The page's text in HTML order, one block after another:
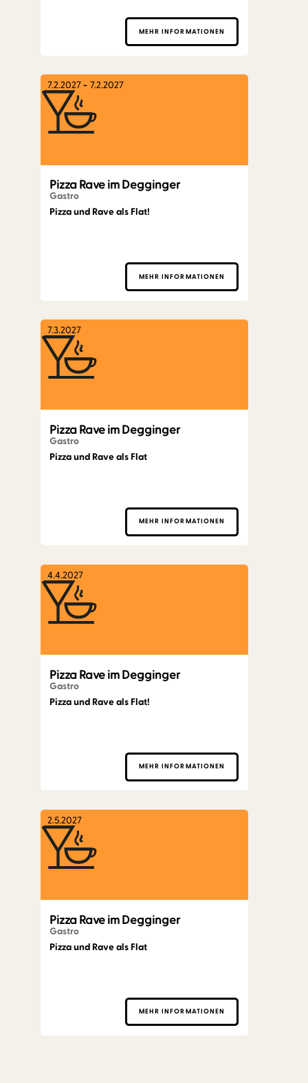
MEHR INFORMATIONEN
7.2.2027- 7.2.2027
Pizza Rave im Degginger
Gastro
Pizza und Rave als Flat!
MEHR INFORMATIONEN
7.3.2027
Pizza Rave im Degginger
Gastro
Pizza und Rave als Flat
MEHR INFORMATIONEN
4.4.2027
Pizza Rave im Degginger
Gastro
Pizza und Rave als Flat!
MEHR INFORMATIONEN
2.5.2027
Pizza Rave im Degginger
Gastro
Pizza und Rave als Flat
MEHR INFORMATIONEN